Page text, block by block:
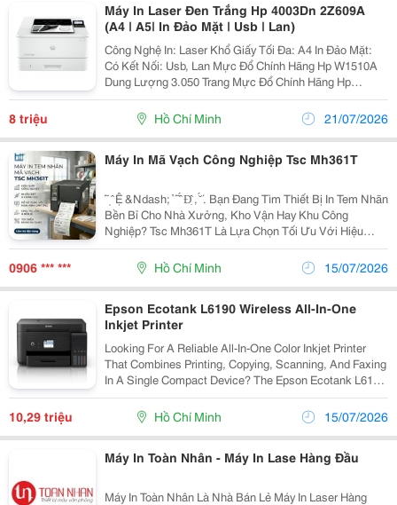
Máy In Laser Đen Trắng Hp 4003Dn 2Z609A
(A4 | A5| In Đảo Mặt | Usb | Lan)
Công Nghệ In: Laser Khổ Giấy Tối Đa: A4 In Đảo Mặt:
Có Kết Nối: Usb, Lan Mực Đổ Chính Hãng Hp W1510A
Dung Lượng 3.050 Trang Mực Đổ Chính Hãng Hp
W1510X Dung Lượng 9.700 Trang Công Ty Tnhh Tm Dv
Hợp Thành Thịnh 406/55 Cộng Hòa, P. Tân...
8 triệu Hồ Chí Minh 21/07/2026
Máy In Mã Vạch Công Nghiệp Tsc Mh361T
́ ̃ ̣ ̂ Ệ &Ndash; ̉ ́ ̃ ̂́ Đ̣̂ , ̆́ ́. Bạn Đang Tìm Thiết Bị In Tem Nhãn
Bền Bỉ Cho Nhà Xưởng, Kho Vận Hay Khu Công
Nghiệp? Tsc Mh361T Là Lựa Chọn Tối Ưu Với Hiệu
Năng Mạnh Mẽ, Vận Hành Ổn Định Và Linh Hoạt Trong
Mọi Môi Trường. Thông Số Nổi...
0906 *** *** Hồ Chí Minh 15/07/2026
Epson Ecotank L6190 Wireless All-In-One
Inkjet Printer
Looking For A Reliable All-In-One Color Inkjet Printer
That Combines Printing, Copying, Scanning, And Faxing
In A Single Compact Device? The Epson Ecotank L6190
Wireless All-In-One Printer Is Designed To Deliver
Exceptional Productivity, Low...
10,29 triệu Hồ Chí Minh 15/07/2026
Máy In Toàn Nhân - Máy In Lase Hàng Đầu
Máy In Toàn Nhân Là Nhà Bán Lẻ Máy In Laser Hàng